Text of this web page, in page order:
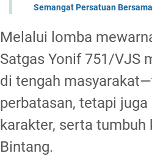
Semangat Persatuan
Melalui lomba
Satgas Yonif 751/VJS
di tengah
perbatasan, tetapi
karakter, serta tumbuh
Bintang.